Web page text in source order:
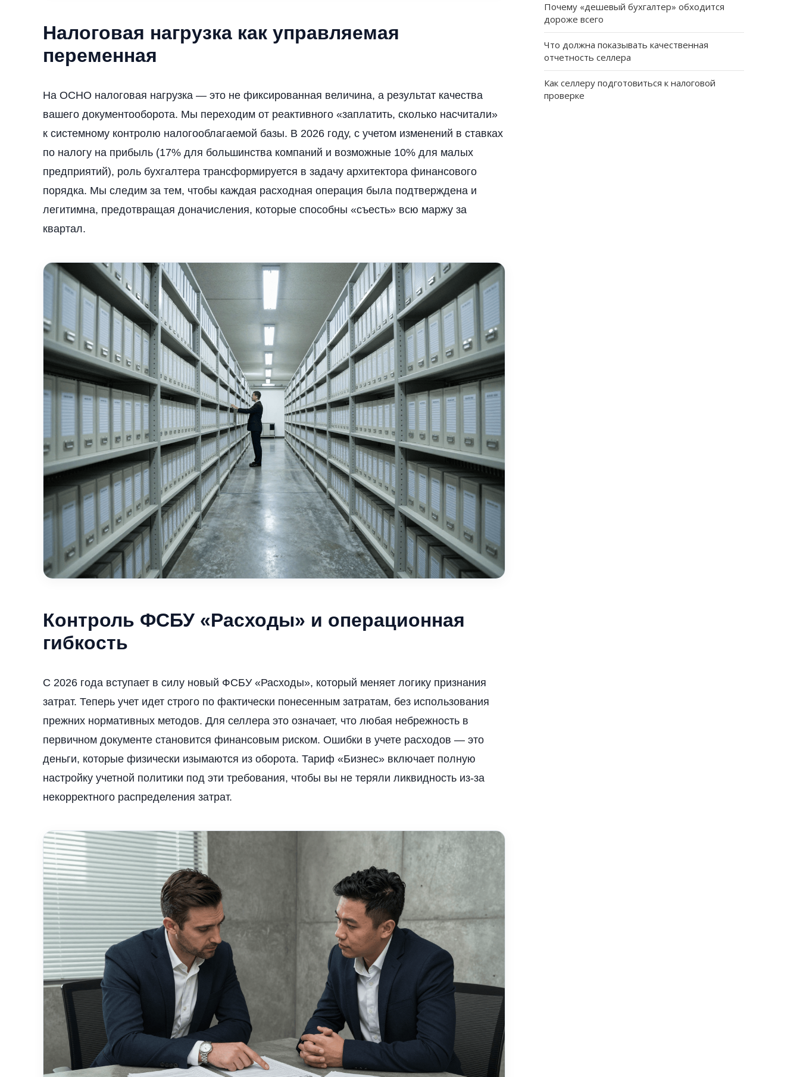
Налоговая нагрузка как управляемая
переменная
На ОСНО налоговая нагрузка — это не фиксированная величина, а результат качества
вашего документооборота. Мы переходим от реактивного «заплатить, сколько насчитали»
к системному контролю налогооблагаемой базы. В 2026 году, с учетом изменений в ставках
по налогу на прибыль (17% для большинства компаний и возможные 10% для малых
предприятий), роль бухгалтера трансформируется в задачу архитектора финансового
порядка. Мы следим за тем, чтобы каждая расходная операция была подтверждена и
легитимна, предотвращая доначисления, которые способны «съесть» всю маржу за
квартал.
Контроль ФСБУ «Расходы» и операционная
гибкость
С 2026 года вступает в силу новый ФСБУ «Расходы», который меняет логику признания
затрат. Теперь учет идет строго по фактически понесенным затратам, без использования
прежних нормативных методов. Для селлера это означает, что любая небрежность в
первичном документе становится финансовым риском. Ошибки в учете расходов — это
деньги, которые физически изымаются из оборота. Тариф «Бизнес» включает полную
настройку учетной политики под эти требования, чтобы вы не теряли ликвидность из-за
некорректного распределения затрат.
Почему «дешевый бухгалтер» обходится
дороже всего
Что должна показывать качественная
отчетность селлера
Как селлеру подготовиться к налоговой
проверке